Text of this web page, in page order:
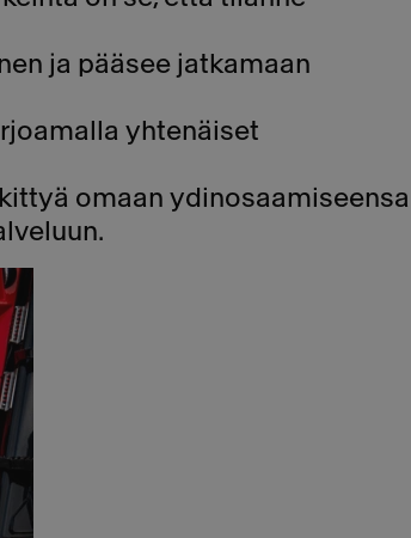
ja pääsee jatkamaan
yhtenäiset
omaan